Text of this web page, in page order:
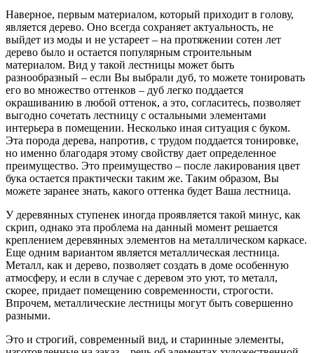
Наверное, первым материалом, который приходит в голову,
является дерево. Оно всегда сохраняет актуальность, не
выйдет из моды и не устареет – на протяжении сотен лет
дерево было и остается популярным строительным
материалом. Вид у такой лестницы может быть
разнообразный – если Вы выбрали дуб, то можете тонировать
его во множество оттенков – дуб легко поддается
окрашиванию в любой оттенок, а это, согласитесь, позволяет
выгодно сочетать лестницу с остальными элементами
интерьера в помещении. Несколько иная ситуация с буком.
Эта порода дерева, напротив, с трудом поддается тонировке,
но именно благодаря этому свойству дает определенное
преимущество. Это преимущество – после лакирования цвет
бука остается практически таким же. Таким образом, Вы
можете заранее знать, какого оттенка будет Ваша лестница.
У деревянных ступенек иногда проявляется такой минус, как
скрип, однако эта проблема на данный момент решается
креплением деревянных элементов на металлическом каркасе.
Еще одним вариантом является металлическая лестница.
Металл, как и дерево, позволяет создать в доме особенную
атмосферу, и если в случае с деревом это уют, то металл,
скорее, придает помещению современности, строгости.
Впрочем, металлические лестницы могут быть совершенно
разными.
Это и строгий, современный вид, и старинные элементы,